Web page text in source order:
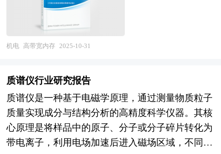
报刊杂志的基础信息以及电力设备行业研究单位等
公布和提供的大量资料。报告对我国电力设备行业
的供需状况、发展现状、子行业发展变化等进行了
状、如何面对行业的发展挑战、行业的发展建议、
行业竞争力，以及行业的投资分析和趋势预测等
等。报告还综合了电力设备行业的整体发展动态，
对行业在产品方面提供了参考建议和具体解决办
法。报告对于电力设备产品生产企业、经销商、行
业管理部门以及拟进入该行业的投资者具有重要的
子行业发展变化等进行了分析，重点分析了国内外
BC电池行业的发展现状、如何面对行业的发展挑
战、行业的发展建议、行业竞争力，以及行业的投
建议和具体解决办法。报告对于BC电池产品生产
企业、经销商、行业管理部门以及拟进入该行业的
投资者具有重要的参考价值，对于研究我国BC电
池行业发展规律、提高企业的运营效率、促进企业
的发展壮大有学术和实践的双重意义。
域差距缩小，充电效率与服务质量达到较高水平，
V2G、光储充一体化等创新模式实现规模化应用，
行业盈利模式更加多元化。市场竞争格局将趋于稳
定，头部企业凭借技术、资源与品牌优势占据主导
实现生存与发展。当新技术出现并对现有充电桩技
术形成颠覆性替代时，行业可能进入衰退期，但就
目前发展趋势来看，在能源转型与交通电动化的大
背景下，充电桩行业的成长期仍将持续较长时间。
过去几年，我国充电桩行业市场规模呈现持续增长
正处于快速发展的阶段。HBM 的制造工艺复杂，
需要先进的 TSV（硅通孔）堆叠工艺、微凸点键
合、高精度封装测试，以及极高的良率控制。这些
制了 HBM 的产能和市场供应。此外，HBM 的成
如此，HBM 的性能优势使其在高性能计算和 AI 领
域的应用不断深化。展望未来，HBM 行业将继续
朝着更高带宽、更大容量、更低功耗、更先进的制
造工艺与封装技术、更广泛的散热解决方案等方面
机电 高带宽内存 2025-10-31
质谱仪行业研究报告
质谱仪是一种基于电磁学原理，通过测量物质粒子
质量实现成分与结构分析的高精度科学仪器。其核
心原理是将样品中的原子、分子或分子碎片转化为
带电离子，利用电场加速后进入磁场区域，不同质